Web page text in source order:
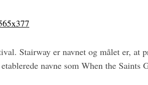
Stairway er navnet og målet er, at
navne som When the Saints